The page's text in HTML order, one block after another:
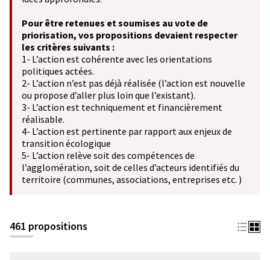
Pour être retenues et soumises au vote de
priorisation, vos propositions devaient respecter
les critères suivants :
1- L’action est cohérente avec les orientations
politiques actées.
2- L’action n’est pas déjà réalisée (l’action est nouvelle
ou propose d’aller plus loin que l’existant).
3- L’action est techniquement et financièrement
réalisable.
4- L’action est pertinente par rapport aux enjeux de
transition écologique
5- L’action relève soit des compétences de
l’agglomération, soit de celles d’acteurs identifiés du
territoire (communes, associations, entreprises etc. )
461 propositions